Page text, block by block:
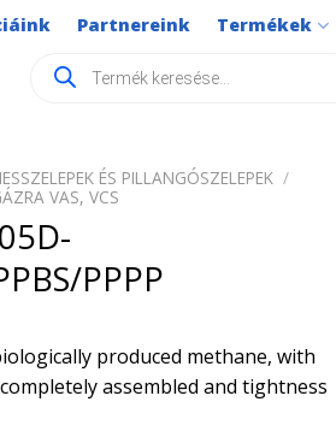
Partnereink Termékek
search
ÉS PILLANGÓSZELEPEK /
VAS, VCS
PPPP
produced methane, with
assembled and tightness